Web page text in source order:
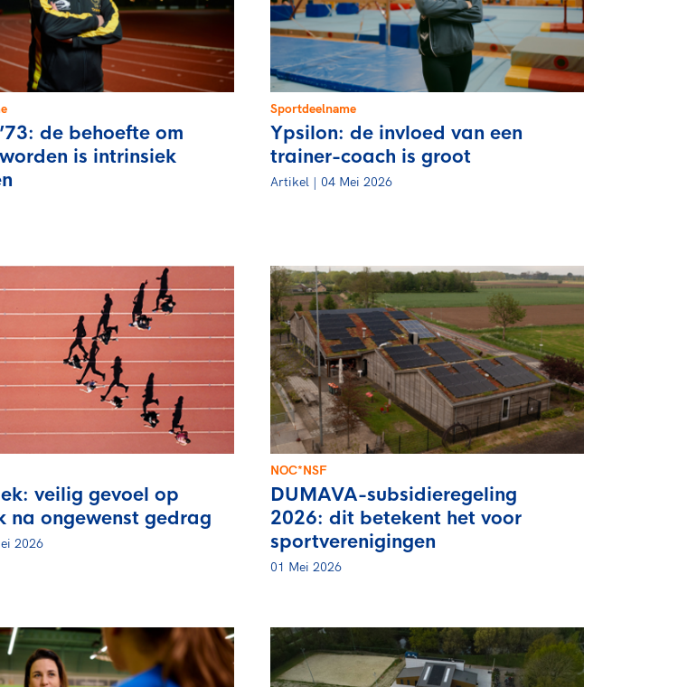
je moeder of de hockeywedstrijd
van je buurjongen.
Lees verder
Lees verder
de behoefte om
is intrinsiek
Sportdeelname
Ypsilon: de invloed van een
trainer-coach is groot
Artikel | 04 Mei 2026
veilig gevoel op
na ongewenst gedrag
2026
NOC*NSF
DUMAVA-subsidieregeling
2026: dit betekent het voor
sportverenigingen
01 Mei 2026